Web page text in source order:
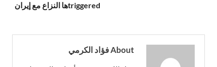
triggeredها النزاع مع إيران
About فؤاد الكرمي